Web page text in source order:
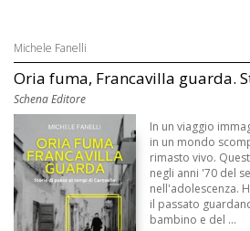
Michele Fanelli
Oria fuma, Francavilla guarda.
Schena Editore
In un viaggio
in un mondo
rimasto vivo.
negli anni '70 del
nell'adolescenza.
il passato
bambino e del ...